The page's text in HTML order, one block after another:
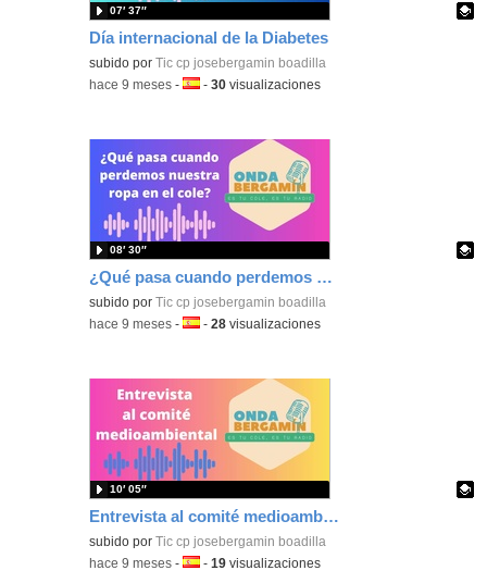
Día internacional de la Diabetes
Contenido educativo.
subido por Tic cp josebergamin boadilla
07′ 37″
-hace 9 meses -Idioma:
-30 visualizaciones
¿Qué pasa cuando perdemos nuestra ropa en el cole?
Contenido educativo.
subido por Tic cp josebergamin boadilla
08′ 30″
-hace 9 meses -Idioma:
-28 visualizaciones
Entrevista al comité medioambiental
Contenido educativo.
subido por Tic cp josebergamin boadilla
10′ 05″
-hace 9 meses -Idioma:
-19 visualizaciones